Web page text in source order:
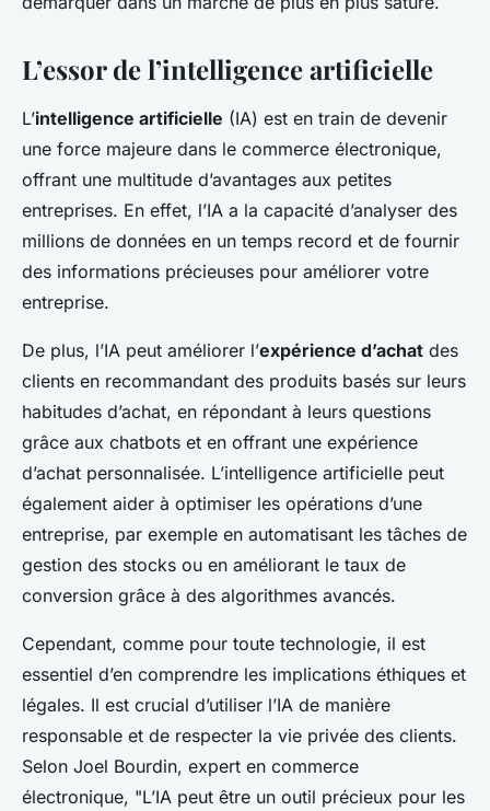
L’essor de l’intelligence artificielle
L’intelligence artificielle (IA) est en train de devenir
une force majeure dans le commerce électronique,
offrant une multitude d’avantages aux petites
entreprises. En effet, l’IA a la capacité d’analyser des
millions de données en un temps record et de fournir
des informations précieuses pour améliorer votre
entreprise.
De plus, l’IA peut améliorer l’expérience d’achat des
clients en recommandant des produits basés sur leurs
habitudes d’achat, en répondant à leurs questions
grâce aux chatbots et en offrant une expérience
d’achat personnalisée. L’intelligence artificielle peut
également aider à optimiser les opérations d’une
entreprise, par exemple en automatisant les tâches de
gestion des stocks ou en améliorant le taux de
conversion grâce à des algorithmes avancés.
Cependant, comme pour toute technologie, il est
essentiel d’en comprendre les implications éthiques et
légales. Il est crucial d’utiliser l’IA de manière
responsable et de respecter la vie privée des clients.
Selon Joel Bourdin, expert en commerce
électronique, "L’IA peut être un outil précieux pour les